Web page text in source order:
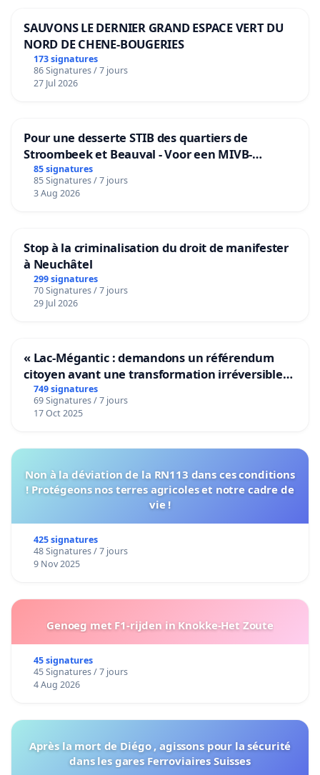
SAUVONS LE DERNIER GRAND ESPACE VERT DU
NORD DE CHENE-BOUGERIES
173 signatures
86 Signatures / 7 jours
27 Jul 2026
Pour une desserte STIB des quartiers de
Stroombeek et Beauval - Voor een MIVB-
bediening van de wijken Strombeek en Het
Voor
85 signatures
85 Signatures / 7 jours
3 Aug 2026
Stop à la criminalisation du droit de manifester
à Neuchâtel
299 signatures
70 Signatures / 7 jours
29 Jul 2026
« Lac-Mégantic : demandons un référendum
citoyen avant une transformation irréversible
de notre territoire »
749 signatures
69 Signatures / 7 jours
17 Oct 2025
Non à la déviation de la RN113 dans ces conditions
! Protégeons nos terres agricoles et notre cadre de
vie !
425 signatures
48 Signatures / 7 jours
9 Nov 2025
Genoeg met F1-rijden in Knokke-Het Zoute
45 signatures
45 Signatures / 7 jours
4 Aug 2026
Après la mort de Diégo , agissons pour la sécurité
dans les gares Ferroviaires Suisses